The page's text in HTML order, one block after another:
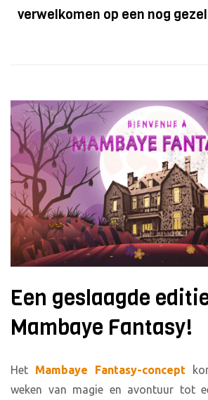
verwelkomen op een nog
Een geslaagde
Mambaye Fantasy!
Het Mambaye Fantasy-concept
weken van magie en avontuur tot